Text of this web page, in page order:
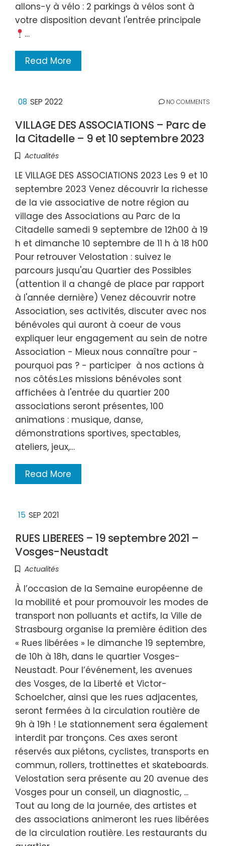
allons-y à vélo : 2 parkings à vélos sont à
votre disposition devant l'entrée principale
…
Read More
08 SEP 2022 NO COMMENTS
VILLAGE DES ASSOCIATIONS – Parc de
la Citadelle – 9 et 10 septembre 2023
Actualités
LE VILLAGE DES ASSOCIATIONS 2023 Les 9 et 10
septembre 2023 Venez découvrir la richesse
de la vie associative de notre région au
village des Associations au Parc de la
Citadelle samedi 9 septembre de 12h00 à 19
h et dimanche 10 septembre de 11 h à 18 h00
Pour retrouver Velostation : suivez le
parcours jusqu'au Quartier des Possibles
(attention il a changé de place par rapport
à l'année dernière) Venez découvrir notre
Association, ses activités, discuter avec nos
bénévoles qui auront à coeur de vous
expliquer leur engagement au sein de notre
Association - Mieux nous connaître pour -
pourquoi pas ? - participer à nos actions à
nos côtés.Les missions bénévoles sont
affichées à l'entrée du quartier 200
associations seront présentes, 100
animations : musique, danse,
démonstrations sportives, spectables,
ateliers, jeux,…
Read More
15 SEP 2021
RUES LIBEREES – 19 septembre 2021 –
Vosges-Neustadt
Actualités
À l’occasion de la Semaine européenne de
la mobilité et pour promouvoir les modes de
transport non polluants et actifs, la Ville de
Strasbourg organise la première édition des
« Rues libérées » le dimanche 19 septembre,
de 10h à 18h, dans le quartier Vosges-
Neustadt. Pour l’événement, les avenues
des Vosges, de la Liberté et Victor-
Schoelcher, ainsi que les rues adjacentes,
seront fermées à la circulation routière de
9h à 19h ! Le stationnement sera également
interdit par tronçons. Ces axes seront
réservés aux piétons, cyclistes, transports en
commun, rollers, trottinettes et skateboards.
Velostation sera présente au 20 avenue des
Vosges pour un conseil, un diagnostic, ...
Tout au long de la journée, des artistes et
des associations animeront les rues libérées
de la circulation routière. Les restaurants du